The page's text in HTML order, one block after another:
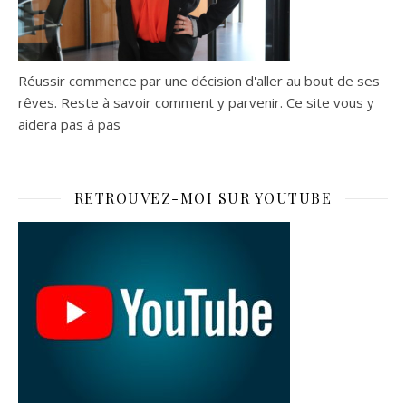
Réussir commence par une décision d'aller au bout de ses
rêves. Reste à savoir comment y parvenir. Ce site vous y
aidera pas à pas
RETROUVEZ-MOI SUR YOUTUBE